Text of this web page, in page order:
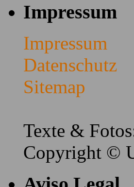
Impressum
Impressum
Datenschutz
Sitemap
Texte &
Copyright ©